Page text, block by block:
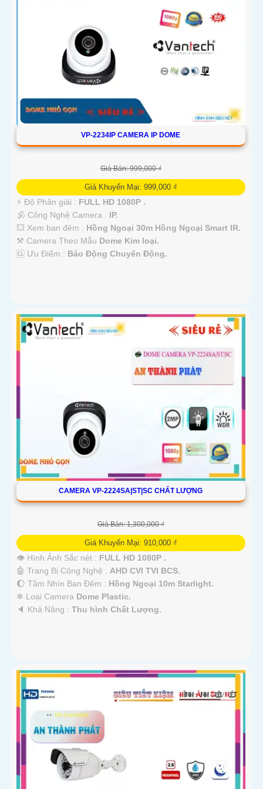
VP-2234IP CAMERA IP DOME
Giá Bán: 999,000 ₫
Giá Khuyến Mại: 999,000 ₫
️⚡ Độ Phân giải : FULL HD 1080P .
🕉️ Công Nghệ Camera : IP.
💥 Xem ban đêm : Hồng Ngoại 30m Hồng Ngoại Smart IR.
⚒ Camera Theo Mẫu Dome Kim loại.
️🆑 Ưu Điểm : Báo Động Chuyển Động.
CAMERA VP-2224SA|ST|SC CHẤT LƯỢNG
Giá Bán: 1,300,000 ₫
Giá Khuyến Mại: 910,000 ₫
👁 Hình Ảnh Sắc nét : FULL HD 1080P .
🤖️ Trang Bị Công Nghệ : AHD CVI TVI BCS.
🌔 Tầm Nhìn Ban Đêm : Hồng Ngoại 10m Starlight.
❄ Loại Camera Dome Plastic.
️🔈 Khả Năng : Thu hình Chất Lượng.